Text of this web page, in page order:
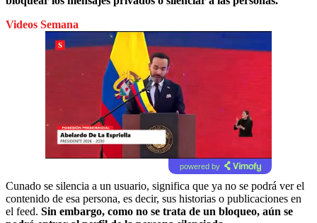
Videos Semana
powered by
Cunado se silencia a un usuario, significa que ya no se podrá ver el
contenido de esa persona, es decir, sus historias o publicaciones en
el feed. Sin embargo, como no se trata de un bloqueo, aún se